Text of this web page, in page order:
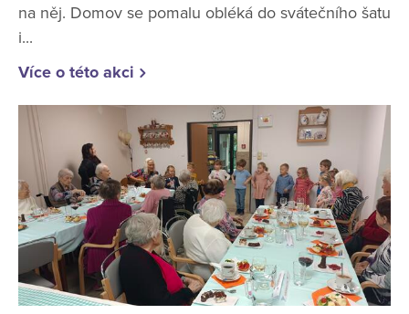
na něj. Domov se pomalu obléká do svátečního šatu
i...
Více o této akci